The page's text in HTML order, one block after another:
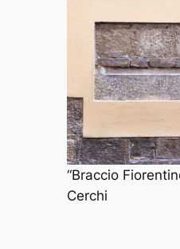
“Braccio
Cerchi